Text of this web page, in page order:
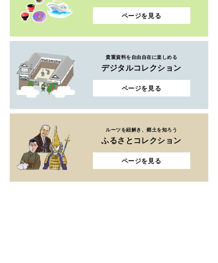
ページを見る
貴重資料を自由自在に楽しめる
デジタルコレクション
ページを見る
ルーツを紐解き、郷土を知ろう
ふるさとコレクション
ページを見る